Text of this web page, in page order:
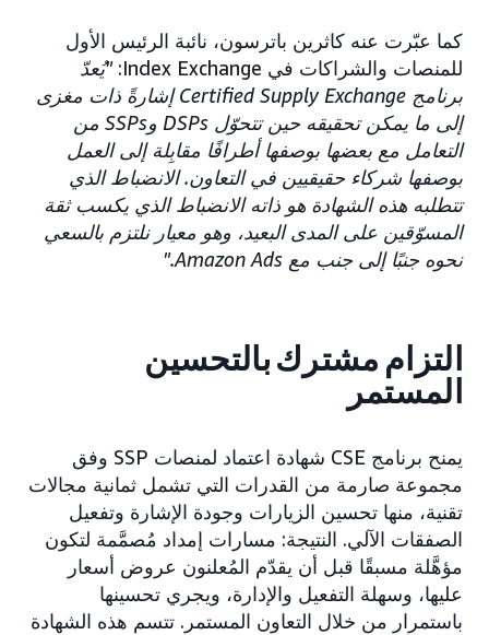
كما عبّرت عنه كاثرين باترسون، نائبة الرئيس الأول
للمنصات والشراكات في Index Exchange:
"يُعدّ
برنامج Certified Supply Exchange إشارةً ذات مغزى
إلى ما يمكن تحقيقه حين تتحوّل DSPs وSSPs من
التعامل مع بعضها بوصفها أطرافًا مقابِلة إلى العمل
بوصفها شركاء حقيقيين في التعاون. الانضباط الذي
تتطلبه هذه الشهادة هو ذاته الانضباط الذي يكسب ثقة
المسوّقين على المدى البعيد، وهو معيار نلتزم بالسعي
نحوه جنبًا إلى جنب مع Amazon Ads."
التزام مشترك بالتحسين
المستمر
يمنح برنامج CSE شهادة اعتماد لمنصات SSP وفق
مجموعة صارمة من القدرات التي تشمل ثمانية مجالات
تقنية، منها تحسين الزيارات وجودة الإشارة وتفعيل
الصفقات الآلي. النتيجة: مسارات إمداد مُصمَّمة لتكون
مؤهَّلة مسبقًا قبل أن يقدّم المُعلنون عروض أسعار
عليها، وسهلة التفعيل والإدارة، ويجري تحسينها
باستمرار من خلال التعاون المستمر. تتسم هذه الشهادة